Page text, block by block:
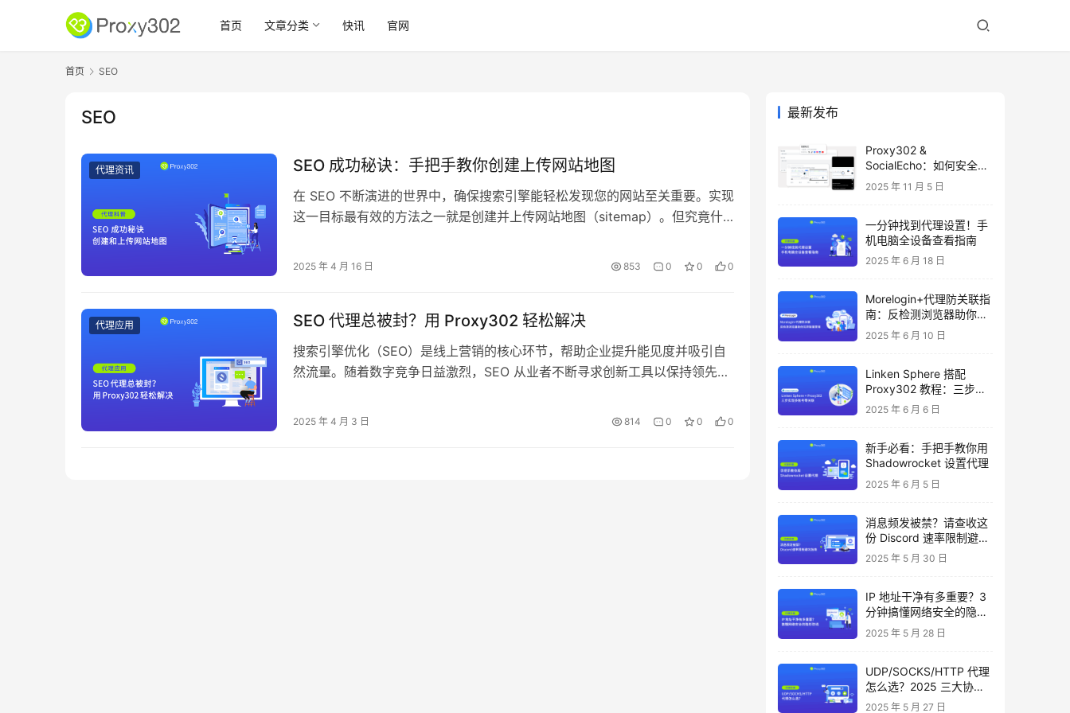
首页 文章分类 快讯 官网
首页 SEO
SEO
代理资讯 SEO 成功秘诀：手把手教你创建上传网站地图
在 SEO 不断演进的世界中，确保搜索引擎能轻松发现您的网站至关重要。实现
这一目标最有效的方法之一就是创建并上传网站地图（sitemap）。但究竟什
过程，并解析 Proxy302 如何通过其全球 6500 万+IP 资源、全类型代理服务
2025 年 4 月 16 日 853 0 0 0
代理应用 SEO 代理总被封？用 Proxy302 轻松解决
搜索引擎优化（SEO）是线上营销的核心环节，帮助企业提升能见度并吸引自
然流量。随着数字竞争日益激烈，SEO 从业者不断寻求创新工具以保持领先。
持多地区访问，优化了数据抓取、竞品分析等任务，成为高效 SEO 策略的必备
2025 年 4 月 3 日 814 0 0 0
最新发布
Proxy302 &
SocialEcho：如何安全高
效地管理多个 Facebook
2025 年 11 月 5 日
一分钟找到代理设置！手
机电脑全设备查看指南
2025 年 6 月 18 日
Morelogin+代理防关联指
南：反检测浏览器助你玩
转联盟营销
2025 年 6 月 10 日
Linken Sphere 搭配
Proxy302 教程：三步实
现多账号零关联
2025 年 6 月 6 日
新手必看：手把手教你用
Shadowrocket 设置代理
2025 年 6 月 5 日
消息频发被禁？请查收这
份 Discord 速率限制避坑
指南
2025 年 5 月 30 日
IP 地址干净有多重要？3
分钟搞懂网络安全的隐形
防线
2025 年 5 月 28 日
UDP/SOCKS/HTTP 代理
怎么选？2025 三大协议
对比指南
2025 年 5 月 27 日